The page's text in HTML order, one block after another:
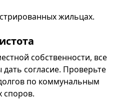
жильцах.
собственности, все
согласие. Проверьте
по коммунальным
споров.